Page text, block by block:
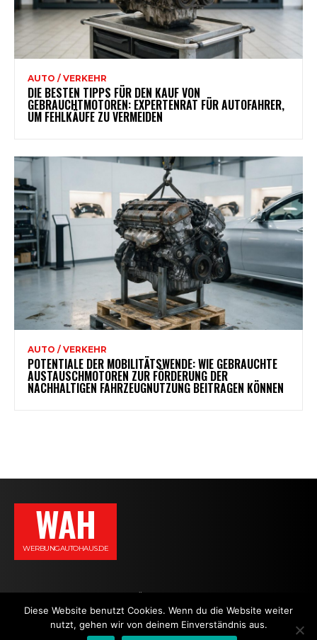
AUTO / VERKEHR
DIE BESTEN TIPPS FÜR DEN KAUF VON
GEBRAUCHTMOTOREN: EXPERTENRAT FÜR AUTOFAHRER,
UM FEHLKÄUFE ZU VERMEIDEN
AUTO / VERKEHR
POTENTIALE DER MOBILITÄTSWENDE: WIE GEBRAUCHTE
AUSTAUSCHMOTOREN ZUR FÖRDERUNG DER
NACHHALTIGEN FAHRZEUGNUTZUNG BEITRAGEN KÖNNEN
WAH
WERBUNGAUTOHAUS.DE
AGB DATENSCHUTZERKLÄRUNG
Diese Website benutzt Cookies. Wenn du die Website weiter
nutzt, gehen wir von deinem Einverständnis aus.